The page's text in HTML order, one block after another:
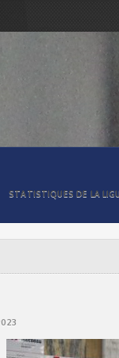
STATISTIQUES DE LA